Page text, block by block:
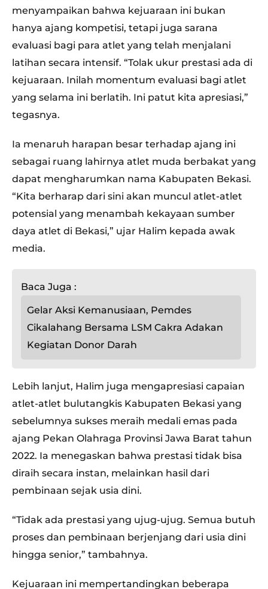
menyampaikan bahwa kejuaraan ini bukan
hanya ajang kompetisi, tetapi juga sarana
evaluasi bagi para atlet yang telah menjalani
latihan secara intensif. “Tolak ukur prestasi ada di
kejuaraan. Inilah momentum evaluasi bagi atlet
yang selama ini berlatih. Ini patut kita apresiasi,”
tegasnya.
Ia menaruh harapan besar terhadap ajang ini
sebagai ruang lahirnya atlet muda berbakat yang
dapat mengharumkan nama Kabupaten Bekasi.
“Kita berharap dari sini akan muncul atlet-atlet
potensial yang menambah kekayaan sumber
daya atlet di Bekasi,” ujar Halim kepada awak
media.
Baca Juga :
Gelar Aksi Kemanusiaan, Pemdes
Cikalahang Bersama LSM Cakra Adakan
Kegiatan Donor Darah
Lebih lanjut, Halim juga mengapresiasi capaian
atlet-atlet bulutangkis Kabupaten Bekasi yang
sebelumnya sukses meraih medali emas pada
ajang Pekan Olahraga Provinsi Jawa Barat tahun
2022. Ia menegaskan bahwa prestasi tidak bisa
diraih secara instan, melainkan hasil dari
pembinaan sejak usia dini.
“Tidak ada prestasi yang ujug-ujug. Semua butuh
proses dan pembinaan berjenjang dari usia dini
hingga senior,” tambahnya.
Kejuaraan ini mempertandingkan beberapa